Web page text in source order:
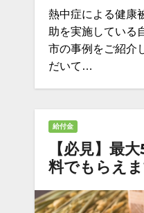
熱中症による健康
助を実施している
市の事例をご紹介
だいて…
給付金
【必見】最
料でもらえま